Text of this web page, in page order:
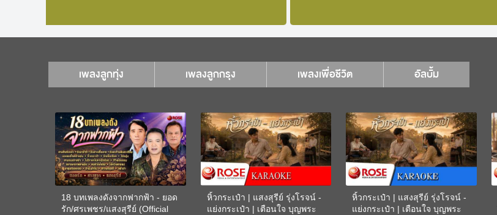
เพลงลูกทุ่ง เพลงลูกกรุง เพลงเพื่อชีวิต อัลบั้ม
18 บทเพลงดังจากฟากฟ้า - ยอด
รัก/ศรเพชร/แสงสุรีย์ (Official
หิ้วกระเป๋า | แสงสุรีย์ รุ่งโรจน์ -
แย่งกระเป๋า | เตือนใจ บุญพระ
หิ้วกระเป๋า | แสงสุรีย์ รุ่งโรจน์ -
แย่งกระเป๋า | เตือนใจ บุญพระ